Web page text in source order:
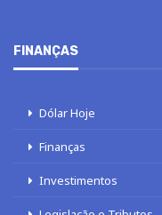
FINANÇAS
Dólar Hoje
Finanças
Investimentos